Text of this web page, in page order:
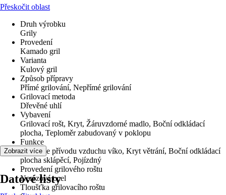
Přeskočit oblast
Druh výrobku
Grily
Provedení
Kamado gril
Varianta
Kulový gril
Způsob přípravy
Přímé grilování, Nepřímé grilování
Grilovací metoda
Dřevěné uhlí
Vybavení
Grilovací rošt, Kryt, Žáruvzdorné madlo, Boční odkládací
plocha, Teploměr zabudovaný v poklopu
Funkce
Regulace přívodu vzduchu víko, Kryt větrání, Boční odkládací
plocha sklápěcí, Pojízdný
Provedení grilového roštu
Nerezová ocel
Tloušťka grilovacího roštu
Zobrazit více
Datové listy